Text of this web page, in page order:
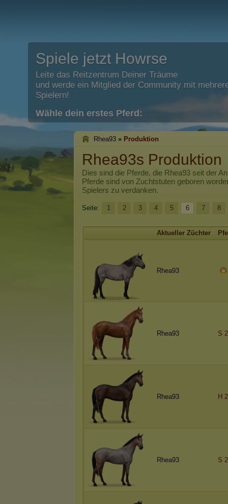
Spiele jetzt Howrse
Leite das Reitzentrum Deiner Träume
und werde ein Mitglied der Community mit
Spielern!
Wähle dein erstes Pferd:
Rhea93 » Produktion
Rhea93s Produktion
Dies sind die Pferde, die Rhea93 seit der
Pferde sind von Zuchtstuten geboren
Spielers zu verdanken.
Seite: 1 2 3 4 5 6 7 8
Aktueller Züchter
Rhea93
Rhea93 S
Rhea93 H
Rhea93 S